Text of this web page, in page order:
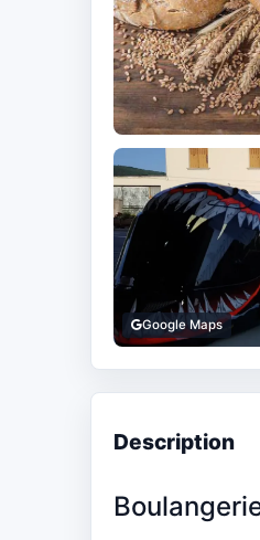
Google Maps
Description